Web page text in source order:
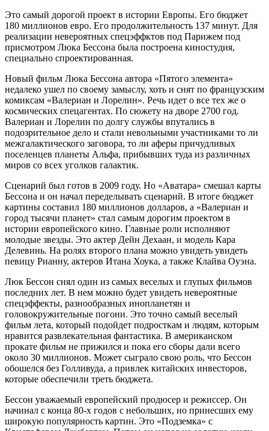
Это самый дорогой проект в истории Европы. Его бюджет
180 миллионов евро. Его продолжительность 137 минут. Для
реализации невероятных спецэффктов под Парижем под
присмотром Люка Бессона была построена киностудия,
специально спроектированная.
Новый фильм Люка Бессона автора «Пятого элемента»
недалеко ушел по своему замыслу, хоть и снят по французским
комиксам «Валериан и Лорелин». Речь идет о все тех же о
космических спецагентах. По сюжету на дворе 2700 год.
Валериан и Лорелин по долгу службы впутались в
подозрительное дело и стали невольными участниками то ли
межгалактического заговора, то ли аферы причудливых
поселенцев планеты Альфа, прибывших туда из различных
миров со всех уголков галактик.
Сценарий был готов в 2009 году. Но «Аватара» смешал карты
Бессона и он начал переделывать сценарий. В итоге бюджет
картины составил 180 миллионов долларов, а «Валериан и
город тысячи планет» стал самым дорогим проектом в
истории европейского кино. Главные роли исполняют
молодые звезды. Это актер Дейн Дехаан, и модель Кара
Делевинь. На ролях второго плана можно увидеть увидеть
певицу Рианну, актеров Итана Хоука, а также Клайва Оуэна.
Люк Бессон снял один из самых веселых и глупых фильмов
последних лет. В нем можно будет увидеть невероятные
спецэффекты, разнообразных инопланетян и
головокружительные погони. Это точно самый веселый
фильм лета, который подойдет подросткам и людям, которым
нравится развлекательная фантастика. В американском
прокате фильм не прижился и пока его сборы дали всего
около 30 миллионов. Может сыграло свою роль, что Бессон
обошелся без Голливуда, а привлек китайских инвесторов,
которые обеспечили треть бюджета.
Бессон уважаемый европейский продюсер и режиссер. Он
начинал с конца 80-х годов с небольших, но принесших ему
широкую популярность картин. Это «Подземка» с